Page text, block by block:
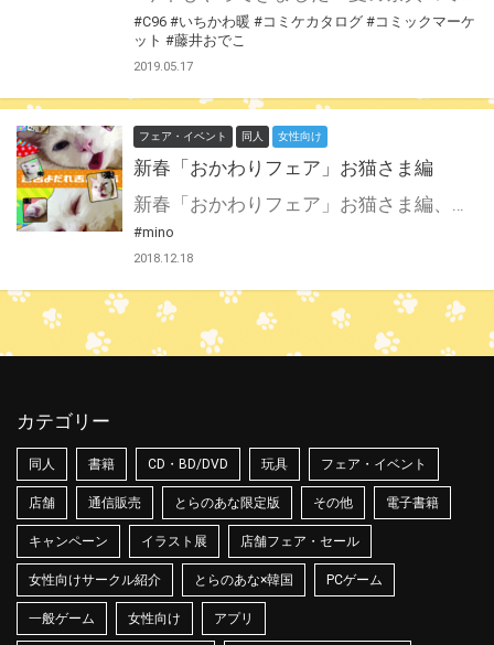
#C96 #いちかわ暖 #コミケカタログ #コミックマーケ
ット #藤井おでこ
2019.05.17
フェア・イベント 同人 女性向け
新春「おかわりフェア」お猫さま編
新春「おかわりフェア」お猫さま編、開催決定♪ 残念なイケメン猫、セツ氏が可愛いクリアファイルになりました♪ なんと、裏面にはmino先生描き下ろしの4コマ漫画がデザインされています！ ぜひ、この機会にセツ氏の可愛いさを手に入れてください！ 公式Twitter
#mino
2018.12.18
カテゴリー
同人 書籍 CD・BD/DVD 玩具 フェア・イベント
店舗 通信販売 とらのあな限定版 その他 電子書籍
キャンペーン イラスト展 店舗フェア・セール
女性向けサークル紹介 とらのあな×韓国 PCゲーム
一般ゲーム 女性向け アプリ